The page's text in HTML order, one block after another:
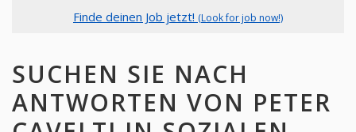
Finde deinen Job jetzt! (Look for job now!)
SUCHEN SIE NACH
ANTWORTEN VON PETER